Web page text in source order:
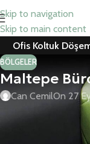
Skip to navigation
Skip to main content
Ofis Koltuk
BÖLGELER
Maltepe
Can CemilOn 27